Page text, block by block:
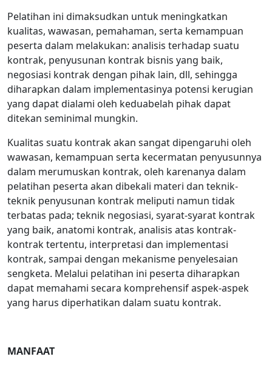
Pelatihan ini dimaksudkan untuk meningkatkan
kualitas, wawasan, pemahaman, serta kemampuan
peserta dalam melakukan: analisis terhadap suatu
kontrak, penyusunan kontrak bisnis yang baik,
negosiasi kontrak dengan pihak lain, dll, sehingga
diharapkan dalam implementasinya potensi kerugian
yang dapat dialami oleh keduabelah pihak dapat
ditekan seminimal mungkin.
Kualitas suatu kontrak akan sangat dipengaruhi oleh
wawasan, kemampuan serta kecermatan penyusunnya
dalam merumuskan kontrak, oleh karenanya dalam
pelatihan peserta akan dibekali materi dan teknik-
teknik penyusunan kontrak meliputi namun tidak
terbatas pada; teknik negosiasi, syarat-syarat kontrak
yang baik, anatomi kontrak, analisis atas kontrak-
kontrak tertentu, interpretasi dan implementasi
kontrak, sampai dengan mekanisme penyelesaian
sengketa. Melalui pelatihan ini peserta diharapkan
dapat memahami secara komprehensif aspek-aspek
yang harus diperhatikan dalam suatu kontrak.
MANFAAT